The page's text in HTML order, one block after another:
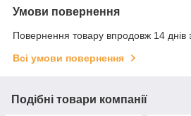
Умови повернення
Повернення товару впродовж 14 днів
Всі умови повернення
Подібні товари компанії